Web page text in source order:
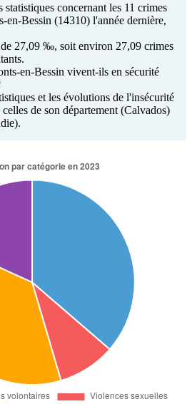
statistiques concernant les 11 crimes
en-Bessin (14310) l'année dernière,
de 27,09 ‰, soit environ 27,09 crimes
en-Bessin vivent-ils en sécurité
et les évolutions de l'insécurité
de son département (Calvados)